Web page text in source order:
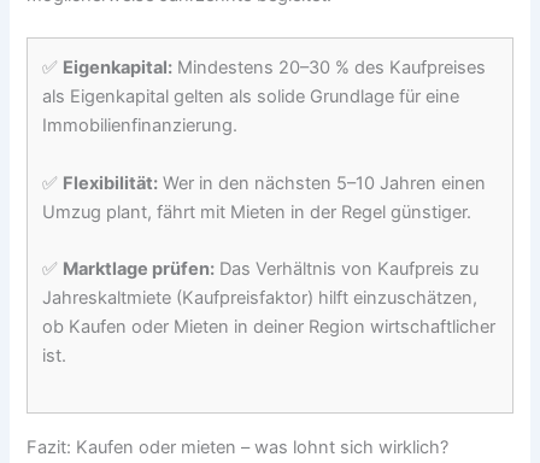
✅ Eigenkapital: Mindestens 20–30 % des Kaufpreises
als Eigenkapital gelten als solide Grundlage für eine
Immobilienfinanzierung.
✅ Flexibilität: Wer in den nächsten 5–10 Jahren einen
Umzug plant, fährt mit Mieten in der Regel günstiger.
✅ Marktlage prüfen: Das Verhältnis von Kaufpreis zu
Jahreskaltmiete (Kaufpreisfaktor) hilft einzuschätzen,
ob Kaufen oder Mieten in deiner Region wirtschaftlicher
ist.
Fazit: Kaufen oder mieten – was lohnt sich wirklich?